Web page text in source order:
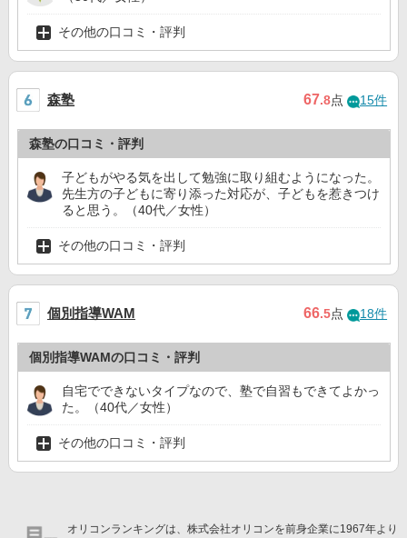
その他の口コミ・評判
森塾 67.8点 15件
森塾の口コミ・評判
子どもがやる気を出して勉強に取り組むようになった。
先生方の子どもに寄り添った対応が、子どもを惹きつけ
ると思う。（40代／女性）
その他の口コミ・評判
個別指導WAM 66.5点 18件
個別指導WAMの口コミ・評判
自宅でできないタイプなので、塾で自習もできてよかっ
た。（40代／女性）
その他の口コミ・評判
オリコンランキングは、株式会社オリコンを前身企業に1967年より